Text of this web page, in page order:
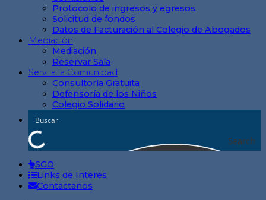
Protocolo de ingresos y egresos
Solicitud de fondos
Datos de Facturación al Colegio de Abogados
Mediación
Mediación
Reservar Sala
Serv. a la Comunidad
Consultoría Gratuita
Defensoría de los Niños
Colegio Solidario
Search
SGO
Links de Interes
Contactanos